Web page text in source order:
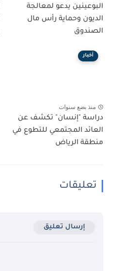
البوعينين يدعو لمعالجة
الديون وحماية رأس مال
الصندوق
أخبار
منذ بضع سنوات
دراسة "إنسان" تكشف عن
العائد المجتمعي للتطوع في
منطقة الرياض
تعليقات
إرسال تعليق